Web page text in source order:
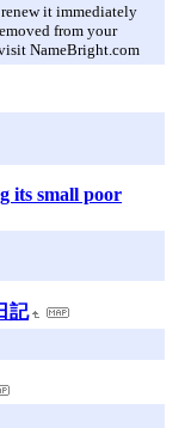
it immediately
from your
NameBright.com
its small poor
記